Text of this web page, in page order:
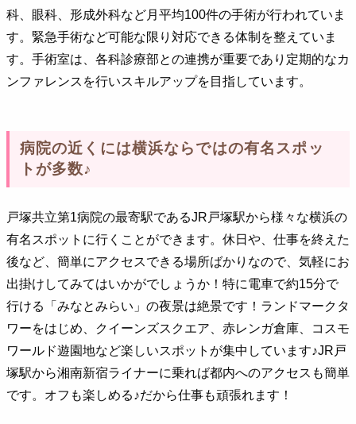
科、眼科、形成外科など月平均100件の手術が行われていま
す。緊急手術など可能な限り対応できる体制を整えていま
す。手術室は、各科診療部との連携が重要であり定期的なカ
ンファレンスを行いスキルアップを目指しています。
病院の近くには横浜ならではの有名スポッ
トが多数♪
戸塚共立第1病院の最寄駅であるJR戸塚駅から様々な横浜の
有名スポットに行くことができます。休日や、仕事を終えた
後など、簡単にアクセスできる場所ばかりなので、気軽にお
出掛けしてみてはいかがでしょうか！特に電車で約15分で
行ける「みなとみらい」の夜景は絶景です！ランドマークタ
ワーをはじめ、クイーンズスクエア、赤レンガ倉庫、コスモ
ワールド遊園地など楽しいスポットが集中しています♪JR戸
塚駅から湘南新宿ライナーに乗れば都内へのアクセスも簡単
です。オフも楽しめる♪だから仕事も頑張れます！